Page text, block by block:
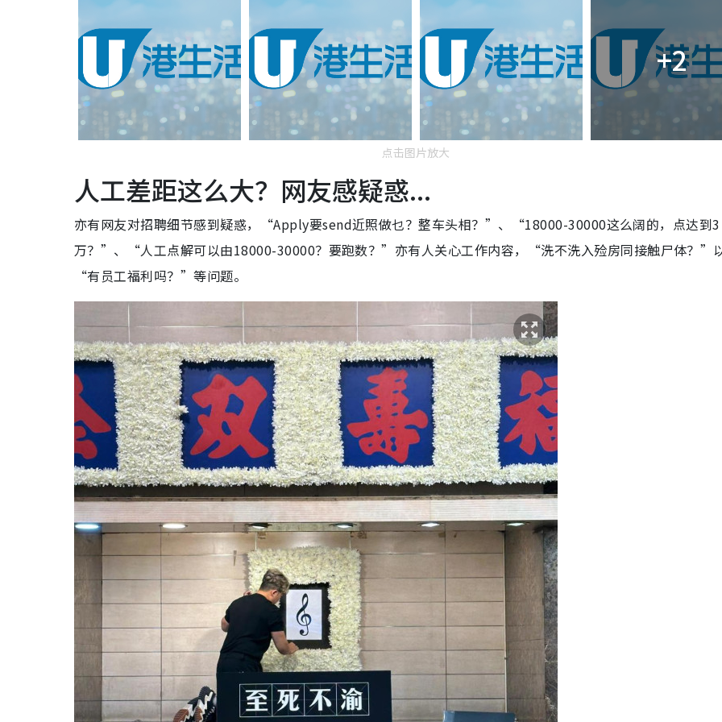
+2
点击图片放大
人工差距这么大？网友感疑惑...
亦有网友对招聘细节感到疑惑，“Apply要send近照做乜？整车头相？”、“18000-30000这么阔的，点达到3
万？”、“人工点解可以由18000-30000？要跑数？”亦有人关心工作内容，“洗不洗入殓房同接触尸体？”
“有员工福利吗？”等问题。